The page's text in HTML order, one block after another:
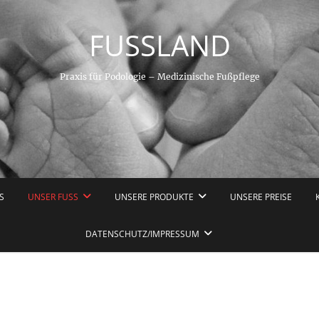
FUSSLAND
Praxis für Podologie – Medizinische Fußpflege
UNSER FUSS UNSERE PRODUKTE UNSERE PREISE
DATENSCHUTZ/IMPRESSUM